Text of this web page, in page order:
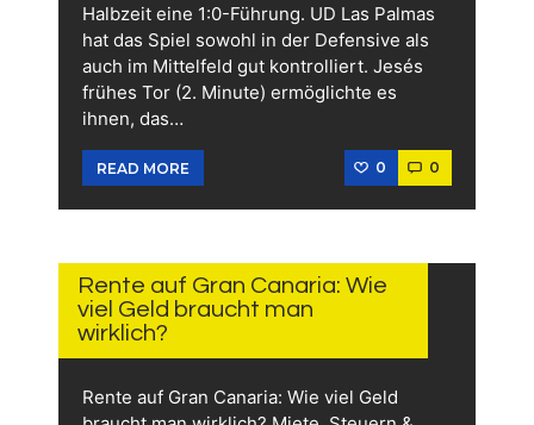
Halbzeit eine 1:0-Führung. UD Las Palmas
hat das Spiel sowohl in der Defensive als
auch im Mittelfeld gut kontrolliert. Jesés
frühes Tor (2. Minute) ermöglichte es
ihnen, das…
READ MORE 0 0
2026
Rente auf Gran Canaria: Wie
viel Geld braucht man
wirklich?
Rente auf Gran Canaria: Wie viel Geld